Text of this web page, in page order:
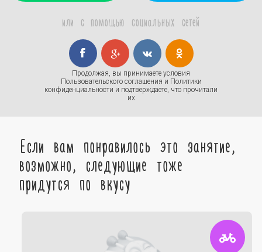
или с помощью социальных сетей
Продолжая, вы принимаете условия
Пользовательского соглашения и Политики
конфиденциальности и подтверждаете, что прочитали
их
Если вам понравилось это занятие,
возможно, следующие тоже
придутся по вкусу